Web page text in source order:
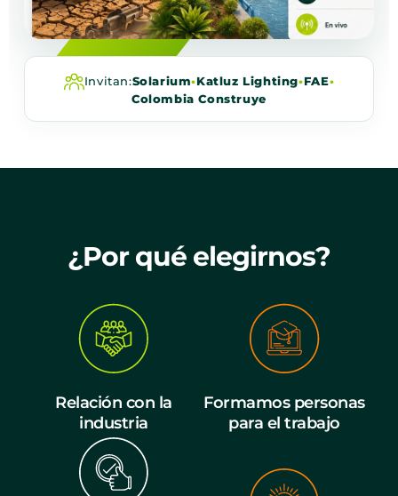
Invitan:Solarium•Katluz Lighting•FAE•
Colombia Construye
¿Por qué elegirnos?
Relación con la
industria
Formamos personas
para el trabajo